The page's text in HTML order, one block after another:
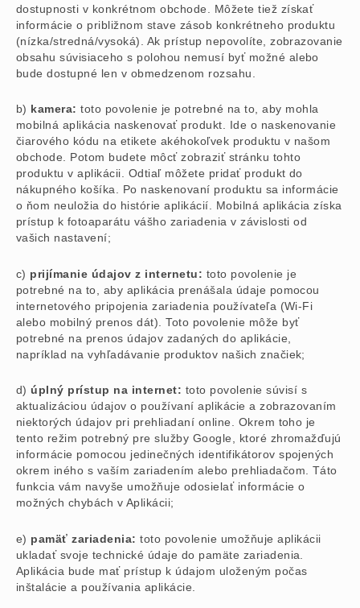
dostupnosti v konkrétnom obchode. Môžete tiež získať
informácie o približnom stave zásob konkrétneho produktu
(nízka/stredná/vysoká). Ak prístup nepovolíte, zobrazovanie
obsahu súvisiaceho s polohou nemusí byť možné alebo
bude dostupné len v obmedzenom rozsahu.
b) kamera: toto povolenie je potrebné na to, aby mohla
mobilná aplikácia naskenovať produkt. Ide o naskenovanie
čiarového kódu na etikete akéhokoľvek produktu v našom
obchode. Potom budete môcť zobraziť stránku tohto
produktu v aplikácii. Odtiaľ môžete pridať produkt do
nákupného košíka. Po naskenovaní produktu sa informácie
o ňom neuložia do histórie aplikácií. Mobilná aplikácia získa
prístup k fotoaparátu vášho zariadenia v závislosti od
vašich nastavení;
c) prijímanie údajov z internetu: toto povolenie je
potrebné na to, aby aplikácia prenášala údaje pomocou
internetového pripojenia zariadenia používateľa (Wi-Fi
alebo mobilný prenos dát). Toto povolenie môže byť
potrebné na prenos údajov zadaných do aplikácie,
napríklad na vyhľadávanie produktov našich značiek;
d) úplný prístup na internet: toto povolenie súvisí s
aktualizáciou údajov o používaní aplikácie a zobrazovaním
niektorých údajov pri prehliadaní online. Okrem toho je
tento režim potrebný pre služby Google, ktoré zhromažďujú
informácie pomocou jedinečných identifikátorov spojených
okrem iného s vaším zariadením alebo prehliadačom. Táto
funkcia vám navyše umožňuje odosielať informácie o
možných chybách v Aplikácii;
e) pamäť zariadenia: toto povolenie umožňuje aplikácii
ukladať svoje technické údaje do pamäte zariadenia.
Aplikácia bude mať prístup k údajom uloženým počas
inštalácie a používania aplikácie.